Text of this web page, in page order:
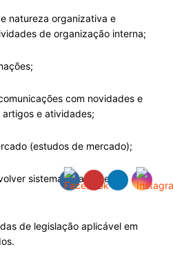
natureza organizativa e
de organização interna;
com novidades e
artigos e atividades;
(estudos de mercado);
sistemas e análises
de legislação aplicável em